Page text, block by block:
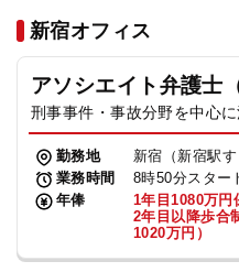
新宿オフィス
アソシエイト弁護士
刑事事件・事故分野を中心
勤務地
新宿（新宿駅す
業務時間
8時50分スター
年俸
1年目1080万円
2年目以降歩合
1020万円）
求人採用
お知らせ
特設サイト
相談先情報サイト